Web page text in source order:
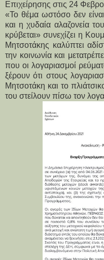
Επιχείρησης στις 24
«Το θέμα ωστόσο δεν
και η χυδαία αλαζονεία
κρύβεται» συνεχίζει η
Μητσοτάκης καλύπτει
την κοινωνία και
που οι λογαριασμοί
ξέρουν ότι στους
Μητσοτάκη και το
του στείλουν πίσω τον